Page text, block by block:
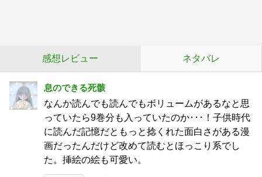
感想レビュー ネタバレ
息のできる死骸
なんか読んでも読んでもボリュームがあるなと思
っていたら9巻分も入っていたのか･･･！子供時代
に読んだ記憶だともっと捻くれた面白さがある漫
画だったんだけど改めて読むとほっこり系でし
た。挿絵の絵も可愛い。